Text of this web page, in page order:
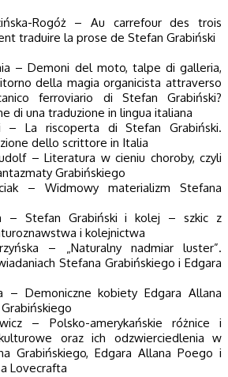
Rogóż – Au carrefour des trois
traduire la prose de Stefan Grabiński
– Demoni del moto, talpe di galleria,
della magia organicista attraverso
ferroviario di Stefan Grabiński?
di una traduzione in lingua italiana
– La riscoperta di Stefan Grabiński.
dello scrittore in Italia
– Literatura w cieniu choroby, czyli
Grabińskiego
– Widmowy materializm Stefana
– Stefan Grabiński i kolej – szkic z
i kolejnictwa
– „Naturalny nadmiar luster”.
Stefana Grabińskiego i Edgara
– Demoniczne kobiety Edgara Allana
– Polsko-amerykańskie różnice i
oraz ich odzwierciedlenia w
Grabińskiego, Edgara Allana Poego i
Lovecrafta